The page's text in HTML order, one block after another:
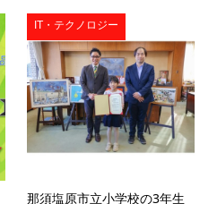
IT・テクノロジー
那須塩原市立小学校の3年生